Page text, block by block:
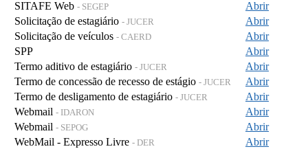
SITAFE Web - SEGEP
Abrir
Solicitação de estagiário - JUCER
Abrir
Solicitação de veículos - CAERD
Abrir
SPP
Abrir
Termo aditivo de estagiário - JUCER
Abrir
Termo de concessão de recesso de estágio - JUCER
Abrir
Termo de desligamento de estagiário - JUCER
Abrir
Webmail - IDARON
Abrir
Webmail - SEPOG
Abrir
WebMail - Expresso Livre - DER Abrir